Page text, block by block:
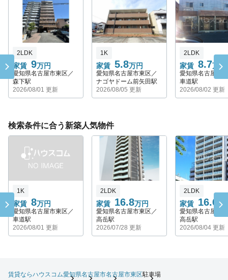
2LDK
家賃 9万円
愛知県名古屋市東区／
森下駅
2026/08/01 更新
1K
家賃 5.8万円
愛知県名古屋市東区／
ナゴヤドーム前矢田駅
2026/08/05 更新
2LDK
家賃 8.7万円
愛知県名古屋市
車道駅
2026/08/02 更新
検索条件に合う新築人気物件
1K
家賃 8万円
愛知県名古屋市東区／
車道駅
2026/08/01 更新
2LDK
家賃 16.8万円
愛知県名古屋市東区／
高岳駅
2026/07/28 更新
2LDK
家賃 16.65
愛知県名古屋市
高岳駅
2026/08/04 更新
賃貸ならハウスコム愛知県名古屋市名古屋市東区駐車場